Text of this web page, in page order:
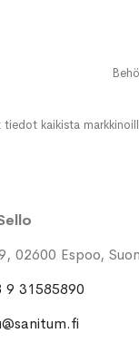
tiedot kaikista
02600 Espoo,
9 31585890